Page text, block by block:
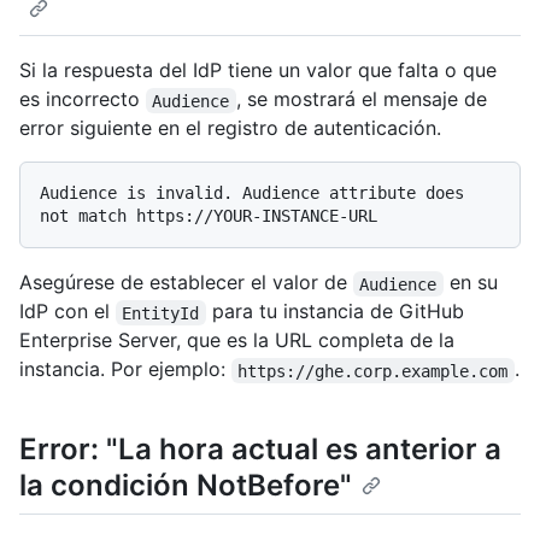
Si la respuesta del IdP tiene un valor que falta o que
es incorrecto
Audience , se mostrará el mensaje de
error siguiente en el registro de autenticación.
Audience is invalid. Audience attribute does
Asegúrese de establecer el valor de Audience
en su
IdP con el
EntityId
para tu instancia de GitHub
Enterprise Server, que es la URL completa de la
instancia. Por ejemplo:
https://ghe.corp.example.com .
Error: "La hora actual es anterior a
la condición NotBefore"